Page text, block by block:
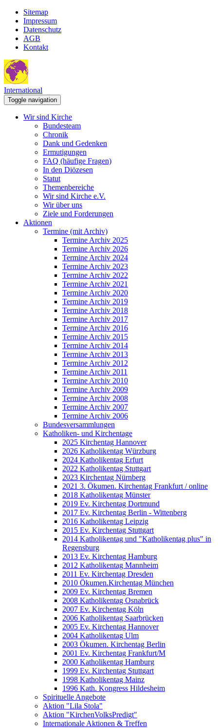
Sitemap
Impressum
Datenschutz
AGB
Kontakt
International
Toggle navigation
Wir sind Kirche
Bundesteam
Chronik
Dank und Gedenken
Ermutigungen
FAQ (häufige Fragen)
In den Diözesen
Statut
Themenbereiche
Wir sind Kirche e.V.
Wir über uns
Ziele und Forderungen
Aktionen
Termine (mit Archiv)
Termine Archiv 2025
Termine Archiv 2026
Termine Archiv 2024
Termine Archiv 2023
Termine Archiv 2022
Termine Archiv 2021
Termine Archiv 2020
Termine Archiv 2019
Termine Archiv 2018
Termine Archiv 2017
Termine Archiv 2016
Termine Archiv 2015
Termine Archiv 2014
Termine Archiv 2013
Termine Archiv 2012
Termine Archiv 2011
Termine Archiv 2010
Termine Archiv 2009
Termine Archiv 2008
Termine Archiv 2007
Termine Archiv 2006
Bundesversammlungen
Katholiken- und Kirchentage
2025 Kirchentag Hannover
2026 Katholikentag Würzburg
2024 Katholikentag Erfurt
2022 Katholikentag Stuttgart
2023 Kirchentag Nürnberg
2021 3. Ökumen. Kirchentag Frankfurt / online
2018 Katholikentag Münster
2019 Ev. Kirchentag Dortmund
2017 Ev. Kirchentag Berlin - Wittenberg
2016 Katholikentag Leipzig
2015 Ev. Kirchentag Stuttgart
2014 Katholikentag und "Katholikentag plus" in
Regensburg
2013 Ev. Kirchentag Hamburg
2012 Katholikentag Mannheim
2011 Ev. Kirchentag Dresden
2010 Ökumen.Kirchentag München
2009 Ev. Kirchentag Bremen
2008 Katholikentag Osnabrück
2007 Ev. Kirchentag Köln
2006 Katholikentag Saarbrücken
2005 Ev. Kirchentag Hannover
2004 Katholikentag Ulm
2003 Ökumen. Kirchentag Berlin
2001 Ev. Kirchentag Frankfurt/M
2000 Katholikentag Hamburg
1999 Ev. Kirchentag Stuttgart
1998 Katholikentag Mainz
1996 Kath. Kongress Hildesheim
Spirituelle Angebote
Aktion "Lila Stola"
Aktion "KirchenVolksPredigt"
Internationale Aktionen & Treffen